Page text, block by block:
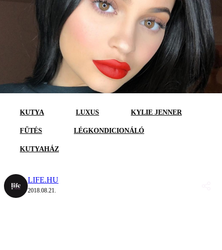
KUTYA LUXUS KYLIE JENNER
FŰTÉS LÉGKONDICIONÁLÓ
KUTYAHÁZ
LIFE.HU
2018.08.21.